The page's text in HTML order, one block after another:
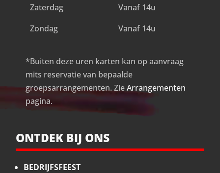
Zaterdag
Vanaf 14u
Zondag
Vanaf 14u
*Buiten deze uren karten kan op aanvraag
mits reservatie van bepaalde
groepsarrangementen. ZieArrangementen
pagina.
ONTDEK BIJ ONS
BEDRIJFSFEEST